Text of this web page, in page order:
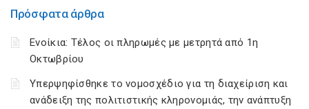
Πρόσφατα άρθρα
Ενοίκια: Τέλος οι πληρωμές με μετρητά από 1η
Οκτωβρίου
Υπερψηφίσθηκε το νομοσχέδιο για τη διαχείριση και
ανάδειξη της πολιτιστικής κληρονομιάς, την ανάπτυξη